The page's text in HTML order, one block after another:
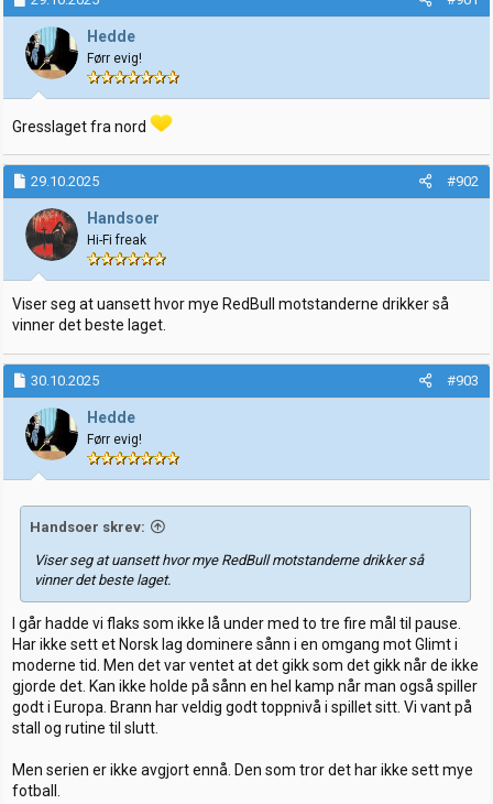
s
j
o
n
e
r
Hedde
Førr evig!
Gresslaget fra nord
29.10.2025 #902
Handsoer
Hi-Fi freak
Viser seg at uansett hvor mye RedBull motstanderne drikker så
vinner det beste laget.
30.10.2025 #903
Hedde
Førr evig!
Handsoer skrev:
Viser seg at uansett hvor mye RedBull motstanderne drikker så
vinner det beste laget.
I går hadde vi flaks som ikke lå under med to tre fire mål til pause.
Har ikke sett et Norsk lag dominere sånn i en omgang mot Glimt i
moderne tid. Men det var ventet at det gikk som det gikk når de ikke
gjorde det. Kan ikke holde på sånn en hel kamp når man også spiller
godt i Europa. Brann har veldig godt toppnivå i spillet sitt. Vi vant på
stall og rutine til slutt.
Men serien er ikke avgjort ennå. Den som tror det har ikke sett mye
fotball.